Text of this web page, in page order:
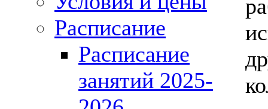
Расписание
Расписание
занятий 2025-